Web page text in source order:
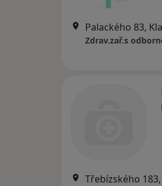
Palackého 83,
Zdrav.zař.s
Třebízského